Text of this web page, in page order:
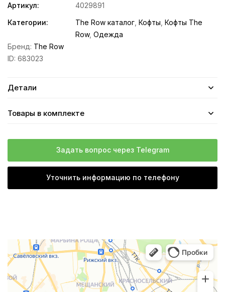
Артикул:
4029891
Категории:
The Row каталог Кофты Кофты The
Row, Одежда
Бренд: The Row
ID: 683023
Детали
Товары в комплекте
Задать вопрос через Telegram
Уточнить информацию по телефону